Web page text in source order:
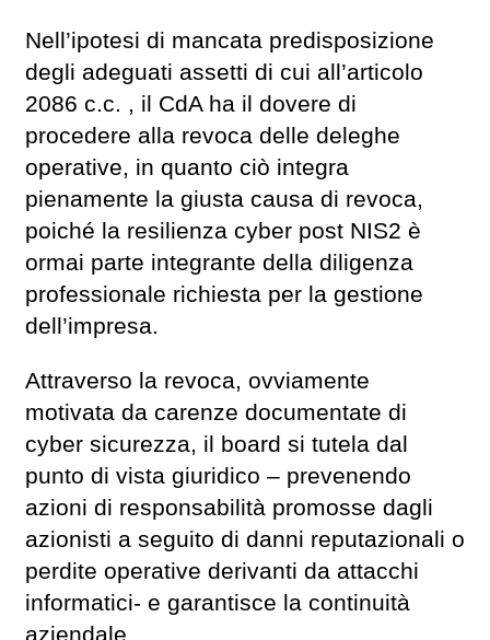
Nell’ipotesi di mancata predisposizione
degli adeguati assetti di cui all’articolo
2086 c.c. , il CdA ha il dovere di
procedere alla revoca delle deleghe
operative, in quanto ciò integra
pienamente la giusta causa di revoca,
poiché la resilienza cyber post NIS2 è
ormai parte integrante della diligenza
professionale richiesta per la gestione
dell’impresa.
Attraverso la revoca, ovviamente
motivata da carenze documentate di
cyber sicurezza, il board si tutela dal
punto di vista giuridico – prevenendo
azioni di responsabilità promosse dagli
azionisti a seguito di danni reputazionali o
perdite operative derivanti da attacchi
informatici- e garantisce la continuità
aziendale.